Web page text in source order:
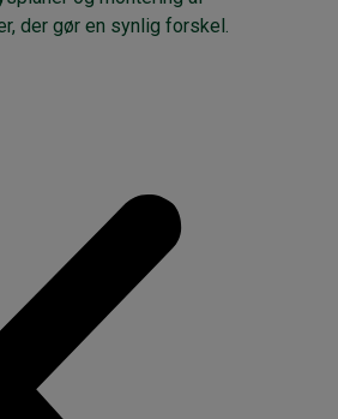
der gør en synlig forskel.